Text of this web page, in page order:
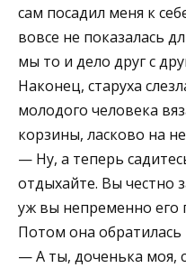
сам посадил меня к
вовсе не показалась
мы то и дело друг с
Наконец, старуха
молодого человека
корзины, ласково на
— Ну, а теперь
отдыхайте. Вы честно
уж вы непременно его
Потом она обратилась
— А ты, доченька моя,